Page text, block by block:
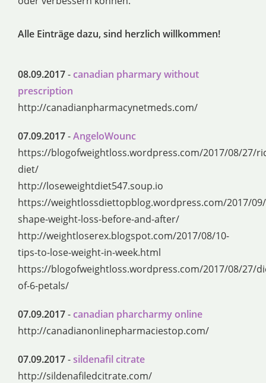
Alle Einträge dazu, sind herzlich willkommen!
08.09.2017-canadian pharmary without
prescription
http://canadianpharmacynetmeds.com/
07.09.2017-AngeloWounc
https://blogofweightloss.wordpress.com/2017/08/27/
diet/
http://loseweightdiet547.soup.io
https://weightlossdiettopblog.wordpress.com/2017/
shape-weight-loss-before-and-after/
http://weightloserex.blogspot.com/2017/08/10-
tips-to-lose-weight-in-week.html
https://blogofweightloss.wordpress.com/2017/08/27/
of-6-petals/
07.09.2017-canadian pharcharmy online
http://canadianonlinepharmaciestop.com/
07.09.2017-sildenafil citrate
http://sildenafiledcitrate.com/